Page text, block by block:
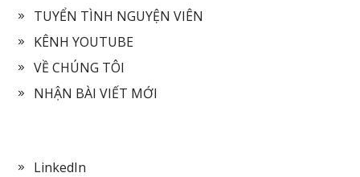
TUYỂN TÌNH NGUYỆN VIÊN
KÊNH YOUTUBE
VỀ CHÚNG TÔI
NHẬN BÀI VIẾT MỚI
LinkedIn